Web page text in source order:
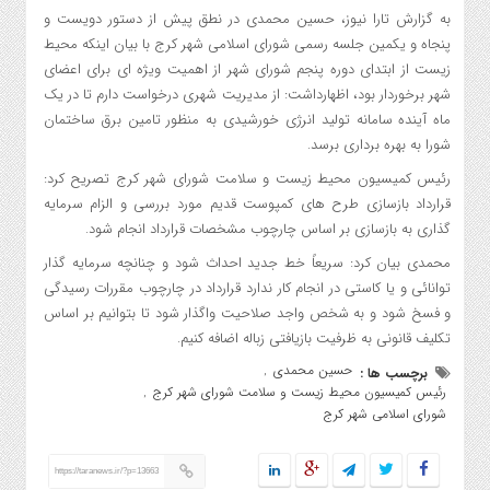
به گزارش تارا نیوز، حسین محمدی در نطق پیش از دستور دویست و
پنجاه و یکمین جلسه رسمی شورای اسلامی شهر کرج با بیان اینکه محیط
زیست از ابتدای دوره پنجم شورای شهر از اهمیت ویژه ای برای اعضای
شهر برخوردار بود، اظهارداشت: از مدیریت شهری درخواست دارم تا در یک
ماه آینده سامانه تولید انرژی خورشیدی به منظور تامین برق ساختمان
شورا به بهره برداری برسد.
رئیس کمیسیون محیط زیست و سلامت شورای شهر کرج تصریح کرد:
قرارداد بازسازی طرح های کمپوست قدیم مورد بررسی و الزام سرمایه
گذاری به بازسازی بر اساس چارچوب مشخصات قرارداد انجام شود.
محمدی بیان کرد: سریعاً خط جدید احداث شود و چنانچه سرمایه گذار
توانائی و یا کاستی در انجام کار ندارد قرارداد در چارچوب مقررات رسیدگی
و فسخ شود و به شخص واجد صلاحیت واگذار شود تا بتوانیم بر اساس
تکلیف قانونی به ظرفیت بازیافتی زباله اضافه کنیم.
برچسب ها : حسین محمدی ,
رئیس کمیسیون محیط زیست و سلامت شورای شهر کرج ,
شورای اسلامی شهر کرج
https://taranews.ir/?p=13663